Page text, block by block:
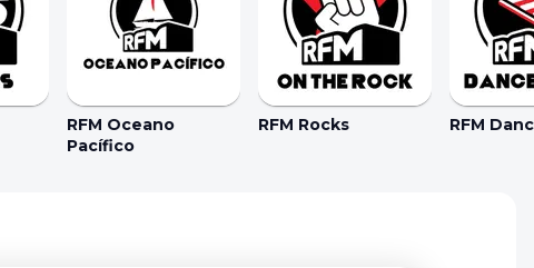
RFM Oceano
Pacífico
RFM Rocks RFM